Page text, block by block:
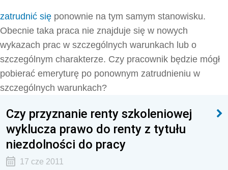
zatrudnić się ponownie na tym samym stanowisku.
Obecnie taka praca nie znajduje się w nowych
wykazach prac w szczególnych warunkach lub o
szczególnym charakterze. Czy pracownik będzie mógł
pobierać emeryturę po ponownym zatrudnieniu w
szczególnych warunkach?
Czy przyznanie renty szkoleniowej
wyklucza prawo do renty z tytułu
niezdolności do pracy
17 cze 2011